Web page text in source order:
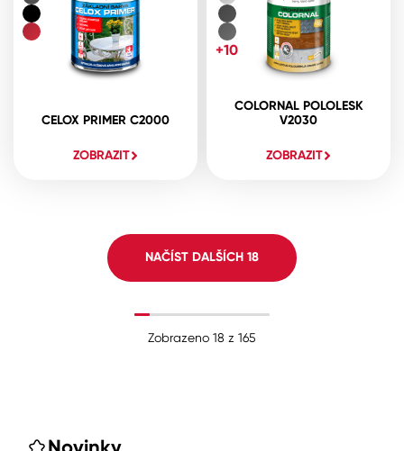
CELOX PRIMER C2000
ZOBRAZIT
COLORNAL POLOLESK
V2030
ZOBRAZIT
+10
NAČÍST DALŠÍCH 18
Zobrazeno 18 z 165